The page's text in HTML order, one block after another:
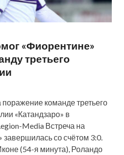
«Фиорентине»
третьего
команде третьего
«Катандзаро» в
Media Встреча на
со счётом 3:0.
(54-я минута), Роландо